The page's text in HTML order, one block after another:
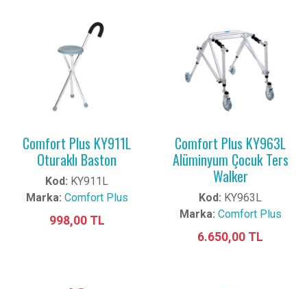
Comfort Plus KY911L
Oturaklı Baston
Kod: KY911L
Marka: Comfort Plus
998,00 TL
Comfort Plus KY963L
Alüminyum Çocuk Ters
Walker
Kod: KY963L
Marka: Comfort Plus
6.650,00 TL